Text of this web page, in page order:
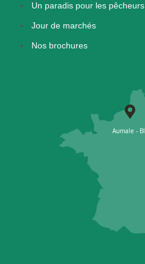
Un paradis pour les pêcheurs
Jour de marchés
Nos brochures